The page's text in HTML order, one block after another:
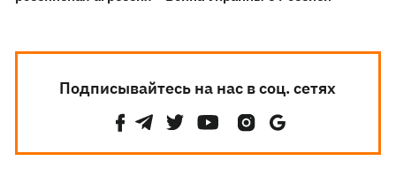
Подписывайтесь на нас в соц. сетях